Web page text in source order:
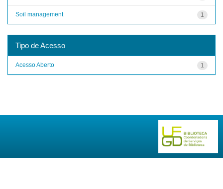
1
Soil management
Tipo de Acesso
1
Acesso Aberto